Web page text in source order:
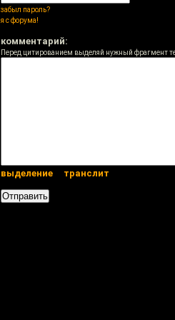
забыл пароль?
я с форума!
комментарий:
Перед цитированием выделяй нужный фрагмент
выделение транслит